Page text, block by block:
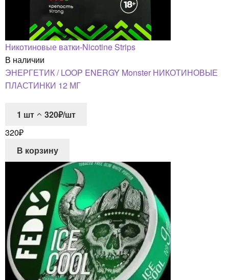
Никотиновые ватки-Nicotine Strips
В наличии
ЭНЕРГЕТИК / LOOP ENERGY Monster НИКОТИНОВЫЕ
ПЛАСТИНКИ 12 МГ
1 шт
320₽/шт
320₽
В корзину